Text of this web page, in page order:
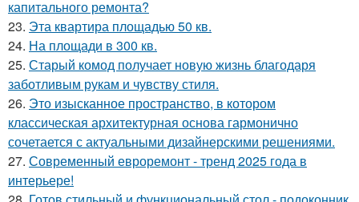
капитального ремонта?
23. Эта квартира площадью 50 кв.
24. На площади в 300 кв.
25. Старый комод получает новую жизнь благодаря
заботливым рукам и чувству стиля.
26. Это изысканное пространство, в котором
классическая архитектурная основа гармонично
сочетается с актуальными дизайнерскими решениями.
27. Современный евроремонт - тренд 2025 года в
интерьере!